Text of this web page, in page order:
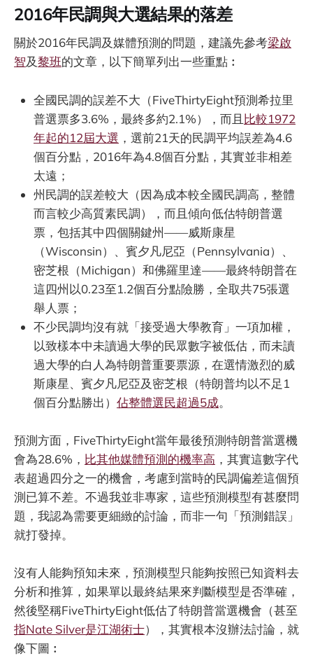
2016年民調與大選結果的落差
關於2016年民調及媒體預測的問題，建議先參考梁啟
智及黎班的文章，以下簡單列出一些重點︰
全國民調的誤差不大（FiveThirtyEight預測希拉里
普選票多3.6%，最終多約2.1%），而且 比較1972
年起的12屆大選 ，選前21天的民調平均誤差為4.6
個百分點，2016年為4.8個百分點，其實並非相差
太遠；
州民調的誤差較大（因為成本較全國民調高，整體
而言較少高質素民調），而且傾向低估特朗普選
票，包括其中四個關鍵州——威斯康星
（Wisconsin）、賓夕凡尼亞（Pennsylvania）、
密芝根（Michigan）和佛羅里達——最終特朗普在
這四州以0.23至1.2個百分點險勝，全取共75張選
舉人票；
不少民調均沒有就「接受過大學教育」一項加權，
以致樣本中未讀過大學的民眾數字被低估，而未讀
過大學的白人為特朗普重要票源，在選情激烈的威
斯康星、賓夕凡尼亞及密芝根（特朗普均以不足1
個百分點勝出） 佔整體選民超過5成。
預測方面，FiveThirtyEight當年最後預測特朗普當選機
會為28.6%， 比其他媒體預測的機率高 ，其實這數字代
表超過四分之一的機會，考慮到當時的民調偏差這個預
測已算不差。不過我並非專家，這些預測模型有甚麼問
題，我認為需要更細緻的討論，而非一句「預測錯誤」
就打發掉。
沒有人能夠預知未來，預測模型只能夠按照已知資料去
分析和推算，如果單以最終結果來判斷模型是否準確，
然後堅稱FiveThirtyEight低估了特朗普當選機會（甚至
指Nate Silver是江湖術士），其實根本沒辦法討論，就
像下圖︰